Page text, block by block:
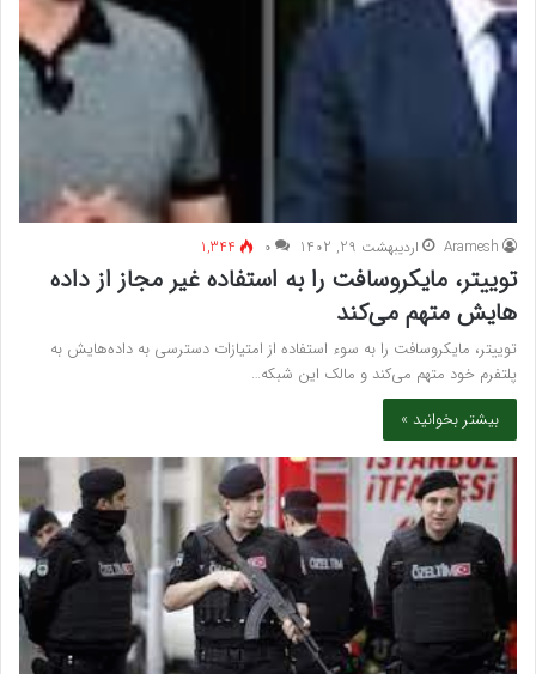
Aramesh اردیبهشت 29, 1402 ۰ 1,344
توییتر، مایکروسافت را به استفاده غیر مجاز از داده
هایش متهم می‌کند
توییتر، مایکروسافت را به سوء استفاده از امتیازات دسترسی به داده‌هایش به
پلتفرم خود متهم می‌کند و مالک این شبکه…
بیشتر بخوانید »